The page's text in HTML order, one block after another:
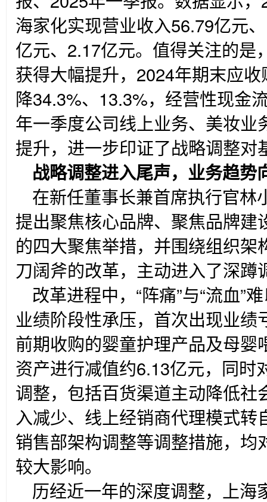
海家化实现营业收入56.79亿元
亿元、2.17亿元。值得关注的是
获得大幅提升，2024年期末应
降34.3%、13.3%，经营性现金
年一季度公司线上业务、美妆业
提升，进一步印证了战略调整对
战略调整进入尾声，业务趋势
在新任董事长兼首席执行官林
提出聚焦核心品牌、聚焦品牌建
的四大聚焦举措，并围绕组织
刀阔斧的改革，主动进入了深蹲
改革进程中，“阵痛”与“流血”
业绩阶段性承压，首次出现业
前期收购的婴童护理产品及母婴
资产进行减值约6.13亿元，同时
调整，包括百货渠道主动降低社
入减少、线上经销商代理模式
销售部架构调整等调整措施，均
较大影响。
历经近一年的深度调整，上海